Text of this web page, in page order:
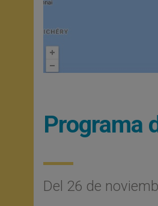
Programa
Del 26 de